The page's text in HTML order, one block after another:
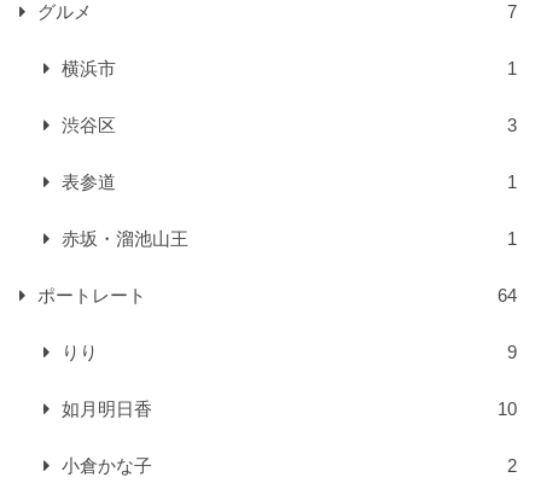
グルメ 7
横浜市 1
渋谷区 3
表参道 1
赤坂・溜池山王 1
ポートレート 64
りり 9
如月明日香 10
小倉かな子 2